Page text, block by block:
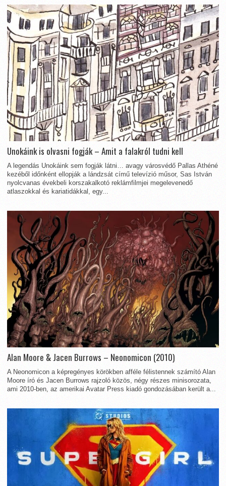
Unokáink is olvasni fogják – Amit a falakról tudni kell
A legendás Unokáink sem fogják látni… avagy városvédő Pallas Athéné
kezéből időnként ellopják a lándzsát című televízió műsor, Sas István
nyolcvanas évekbeli korszakalkotó reklámfilmjei megelevenedő
atlaszokkal és kariatidákkal, egy...
Alan Moore & Jacen Burrows – Neonomicon (2010)
A Neonomicon a képregényes körökben afféle félistennek számító Alan
Moore író és Jacen Burrows rajzoló közös, négy részes minisorozata,
ami 2010-ben, az amerikai Avatar Press kiadó gondozásában került a...